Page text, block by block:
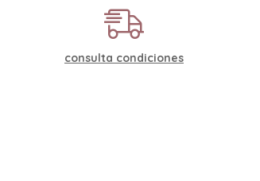
consulta condiciones